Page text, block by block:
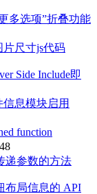
多选项”折叠功能
尺寸js代码
Side Include即
信息模块启用
function
递参数的方法
布局信息的 API